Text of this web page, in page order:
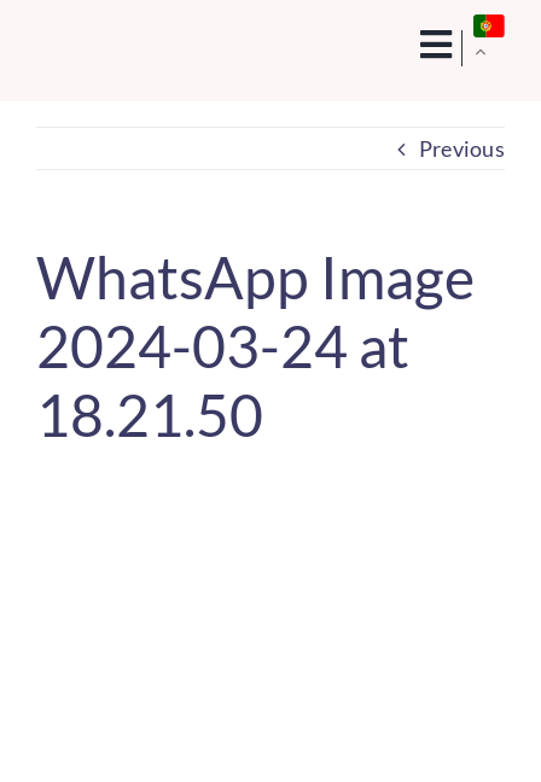
Previous
WhatsApp Image
2024-03-24 at
18.21.50